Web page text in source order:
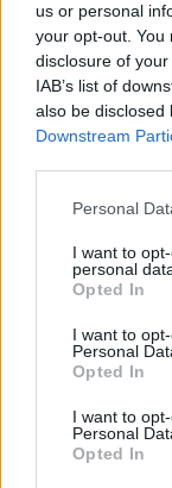
us or personal
your opt-out. You
disclosure of
IAB’s list of
also be disclosed
Downstream
Please note that
not limited to
grant or deny
use your data
consent section.
Personal
I want to
personal
Opted In
I want to
Personal
Opted In
I want to
Personal
Opted In
NEWS